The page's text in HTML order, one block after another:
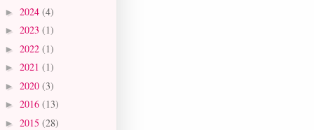
► 2024 (4)
► 2023 (1)
► 2022 (1)
► 2021 (1)
► 2020 (3)
► 2016 (13)
► 2015 (28)